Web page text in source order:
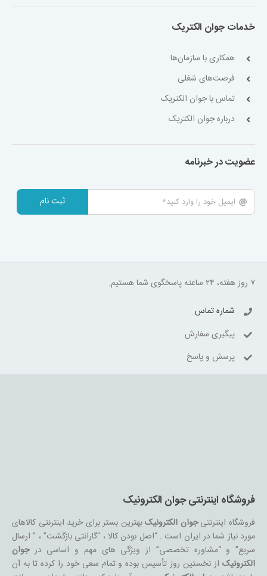
خدمات جوان الکتریک
همکاری با سازمان‌ها
فرصت‌های شغلی
تماس با جوان الکتریک
درباره جوان الکتریک
عضویت در خبرنامه
ثبت نام
۷ روز هفته، ۲۴ ساعته پاسخگوی شما هستیم.
شماره تماس
پیگیری سفارش
پرسش و پاسخ
فروشگاه اینترنتی جوان الکترونیک
فروشگاه اینترنتیجوان الکترونیکبهترین بستر برای خرید اینترنتی کالاهای
مورد نیاز شما در ایران است . “اصل بودن کالا ، “گارانتی بازگشت” ، ” ارسال
سریع” و “مشاوره تخصصی” از ویژگی های مهم و اساسی درجوان
الکترونیکاز نخستین روز تأسیس بوده و تمام سعی خود را کرده تا به آن